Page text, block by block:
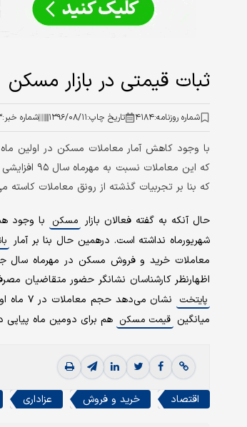
ثبات قیمتی در بازار مسکن
شماره روزنامه:۴۱۸۴ تاریخ چاپ:۱۳۹۶/۰۸/۱۱ شماره خبر:
با وجود کاهش آمار معاملات مسکن در اولین
که بنا بر تجربیات گذشته از رونق معاملات
حال آنکه به گفته فعالان بازار مسکن با وجود
شهریورماه نداشته است. درهمین حال بنا بر آمار
اظهارنظر کارشناسان نشانگر حضور متقاضیان
پایتخت
میانگین قیمت مسکن هم برای دومین ماه پیاپی در سطح متر مربعی ۴
اقتصاد خرید و فروش عزاداری